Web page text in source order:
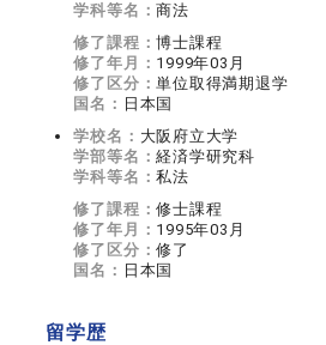
学科等名：商法
修了課程：博士課程
修了年月： 1999年03月
修了区分：単位取得満期退学
国名： 日本国
学校名： 大阪府立大学
学部等名：経済学研究科
学科等名：私法
修了課程：修士課程
修了年月： 1995年03月
修了区分：修了
国名： 日本国
留学歴